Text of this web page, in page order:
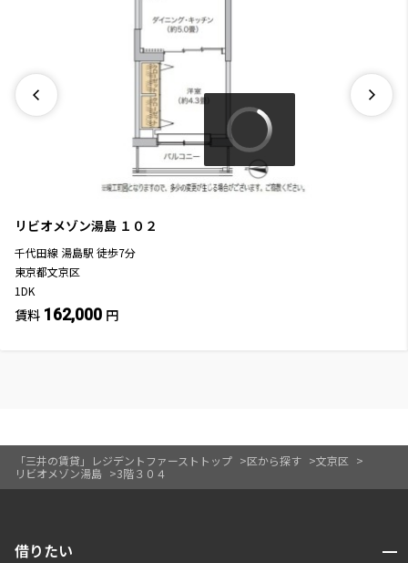
「三井の賃貸」レジデントファーストトップ 区から探す
文京区
リビオメゾン湯島
3階３０４
リビオメゾン湯島 １０２
千代田線 湯島駅 徒歩7分
東京都文京区
1DK
賃料 162,000 円
借りたい 開閉